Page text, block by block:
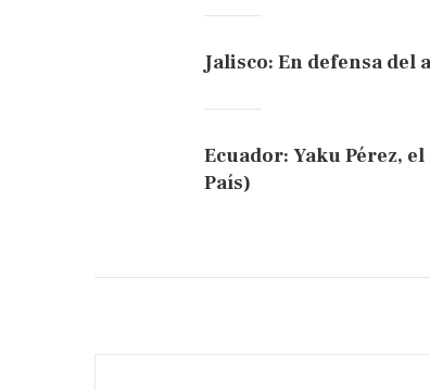
Jalisco: En defensa del
Ecuador: Yaku Pérez,
País)